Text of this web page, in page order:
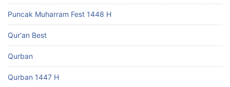
Puncak Muharram Fest 1448 H
Qur'an Best
Qurban
Qurban 1447 H